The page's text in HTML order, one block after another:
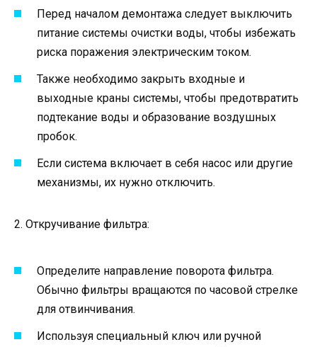
Перед началом демонтажа следует выключить
питание системы очистки воды, чтобы избежать
риска поражения электрическим током.
Также необходимо закрыть входные и
выходные краны системы, чтобы предотвратить
подтекание воды и образование воздушных
пробок.
Если система включает в себя насос или другие
механизмы, их нужно отключить.
2. Откручивание фильтра:
Определите направление поворота фильтра.
Обычно фильтры вращаются по часовой стрелке
для отвинчивания.
Используя специальный ключ или ручной